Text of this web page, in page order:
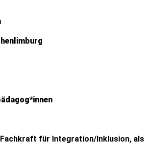
für Integration/Inklusion, als